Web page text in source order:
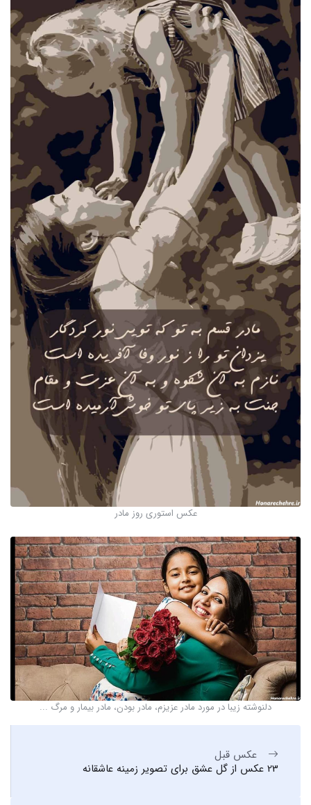
عکس استوری روز مادر
دلنوشته زیبا در مورد مادر عزیزم، مادر بودن، مادر بیمار و مرگ ...
عکس قبل
23 عکس از گل عشق برای تصویر زمینه عاشقانه